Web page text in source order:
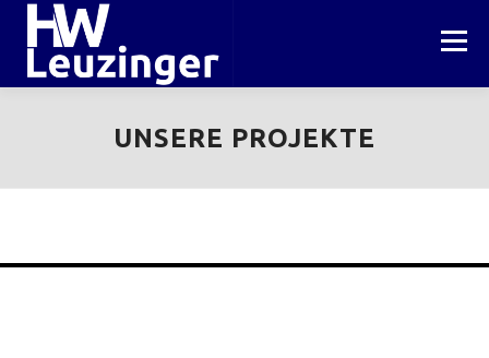
springen
Menü
PROJEKTE WERKSTATT
UNSERE PROJEKTE